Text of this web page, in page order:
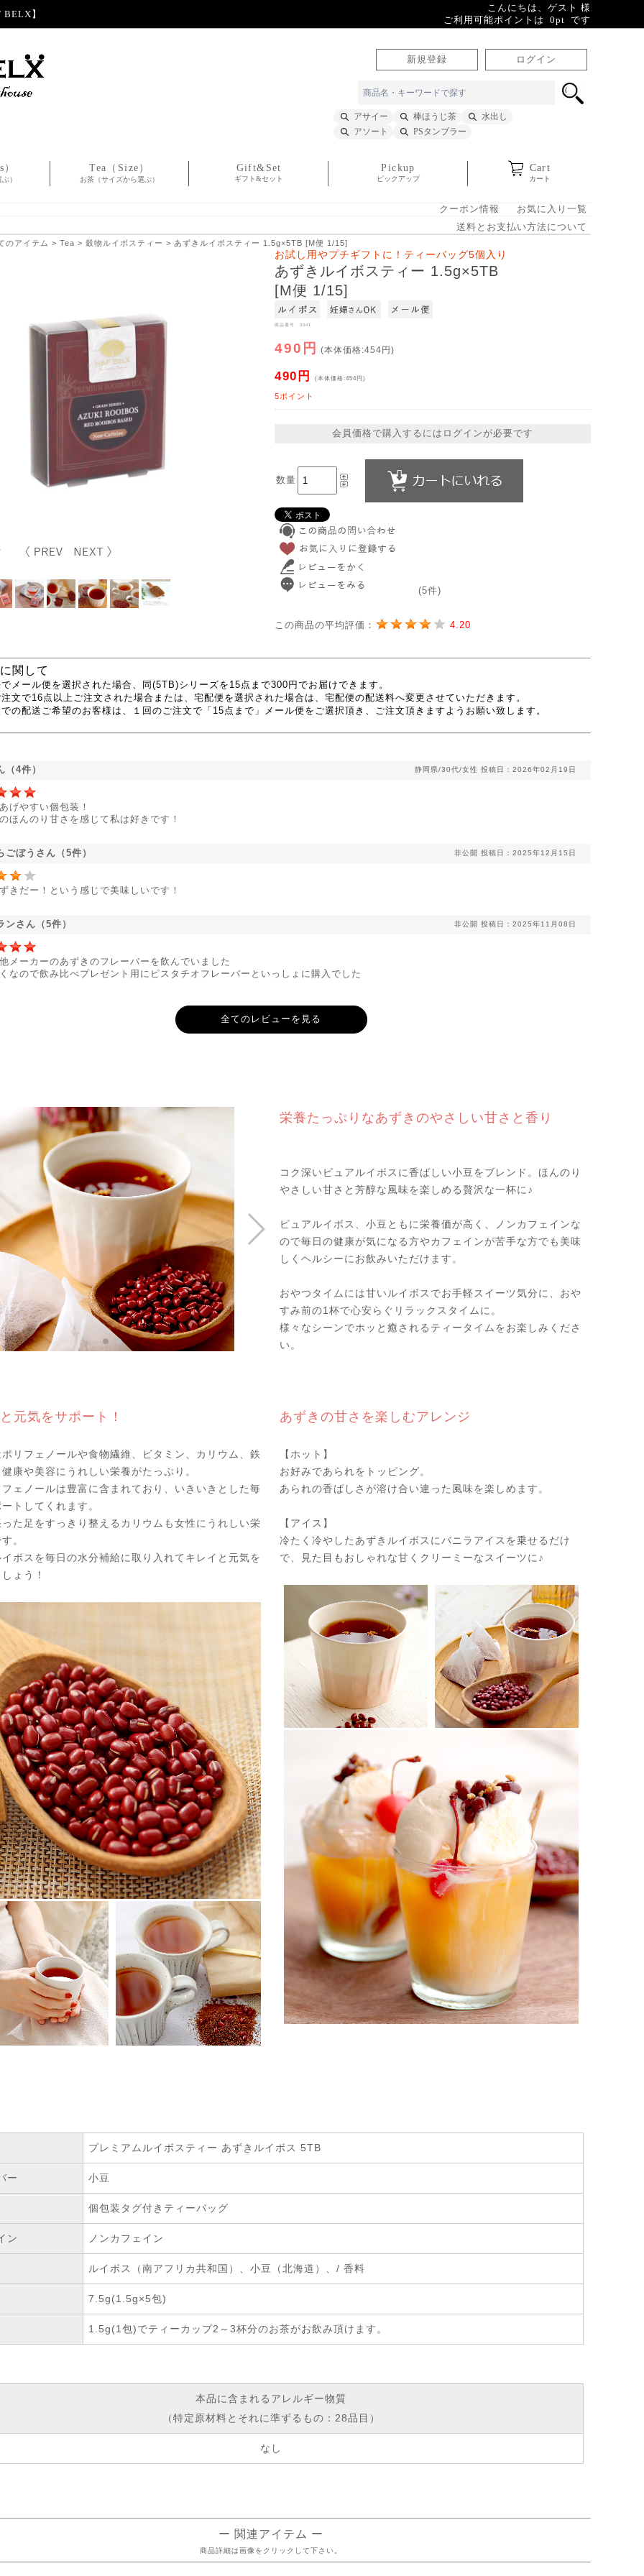
】
こんにちは、ゲスト 様
ご利用可能ポイントは 0pt です
新規登録 ログイン
アサイー 棒ほうじ茶
水出し
アソート
PSタンブラー
）
Tea（Size）
お茶（サイズから選ぶ）
Gift&Set
ギフト&セット
Pickup
ピックアップ
Cart
カート
クーポン情報
お気に入り一覧
送料とお支払い方法について
のアイテム > Tea > 穀物ルイボスティー > あずきルイボスティー 1.5g×5TB [M便 1/15]
お試し用やプチギフトに！ティーバッグ5個入り
あずきルイボスティー 1.5g×5TB
[M便 1/15]
商品番号 2041
490円 (本体価格:454円)
490円 (本体価格:454円)
5ポイント
会員価格で購入するにはログインが必要です
数量
(5件)
この商品の平均評価： 4.20
関して
メール便を選択された場合、同(5TB)シリーズを15点まで300円でお届けできます。
文で16点以上ご注文された場合または、宅配便を選択された場合は、宅配便の配送料へ変更させていただきます。
の配送ご希望のお客様は、１回のご注文で「15点まで」メール便をご選択頂き、ご注文頂きますようお願い致します。
（4件） 静岡県/30代/女性 投稿日：2026年02月19日
げやすい個包装！
ほんのり甘さを感じて私は好きです！
ごぼうさん（5件） 非公開 投稿日：2025年12月15日
きだー！という感じで美味しいです！
ンさん（5件） 非公開 投稿日：2025年11月08日
メーカーのあずきのフレーバーを飲んでいました
なので飲み比べプレゼント用にピスタチオフレーバーといっしょに購入でした
全てのレビューを見る
栄養たっぷりなあずきのやさしい甘さと香り
コク深いピュアルイボスに香ばしい小豆をブレンド。ほんのり
やさしい甘さと芳醇な風味を楽しめる贅沢な一杯に♪
ピュアルイボス、小豆ともに栄養価が高く、ノンカフェインな
ので毎日の健康が気になる方やカフェインが苦手な方でも美味
しくヘルシーにお飲みいただけます。
おやつタイムには甘いルイボスでお手軽スイーツ気分に、おや
すみ前の1杯で心安らぐリラックスタイムに。
様々なシーンでホッと癒されるティータイムをお楽しみくださ
い。
元気をサポート！
リフェノールや食物繊維、ビタミン、カリウム、鉄
康や美容にうれしい栄養がたっぷり。
ェノールは豊富に含まれており、いきいきとした毎
トしてくれます。
た足をすっきり整えるカリウムも女性にうれしい栄
。
ボスを毎日の水分補給に取り入れてキレイと元気を
ょう！
あずきの甘さを楽しむアレンジ
【ホット】
お好みであられをトッピング。
あられの香ばしさが溶け合い違った風味を楽しめます。
【アイス】
冷たく冷やしたあずきルイボスにバニラアイスを乗せるだけ
で、見た目もおしゃれな甘くクリーミーなスイーツに♪
プレミアムルイボスティー あずきルイボス 5TB
ー 小豆
個包装タグ付きティーバッグ
ン ノンカフェイン
ルイボス（南アフリカ共和国）、小豆（北海道）、/ 香料
7.5g(1.5g×5包)
1.5g(1包)でティーカップ2～3杯分のお茶がお飲み頂けます。
本品に含まれるアレルギー物質
（特定原材料とそれに準ずるもの：28品目）
なし
ー 関連アイテム ー
商品詳細は画像をクリックして下さい。